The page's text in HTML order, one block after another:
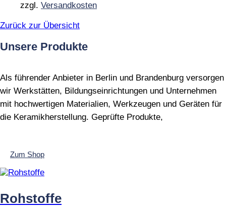
zzgl. Versandkosten
Zurück zur Übersicht
Unsere Produkte
Als führender Anbieter in Berlin und Brandenburg versorgen
wir Werkstätten, Bildungseinrichtungen und Unternehmen
mit hochwertigen Materialien, Werkzeugen und Geräten für
die Keramikherstellung. Geprüfte Produkte,
Zum Shop
Rohstoffe